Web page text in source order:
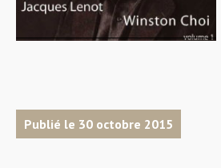
Publié le 30 octobre 2015